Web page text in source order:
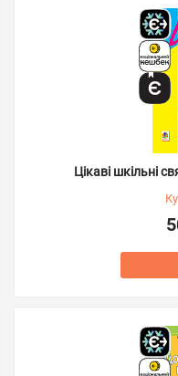
Цікаві шкільні